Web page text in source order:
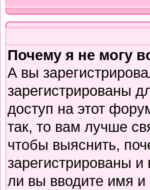
Почему я не могу
А вы
зарегистрированы
доступ на этот
так, то вам лучше
чтобы выяснить,
зарегистрированы
ли вы вводите имя